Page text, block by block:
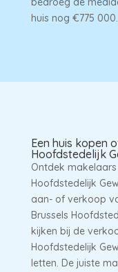
huis nog €775 000.
Een huis kopen
Hoofdstedelijk
Ontdek
Hoofdstedelijk
aan- of verkoop
Brussels
kijken bij de
Hoofdstedelijk
letten. De juiste